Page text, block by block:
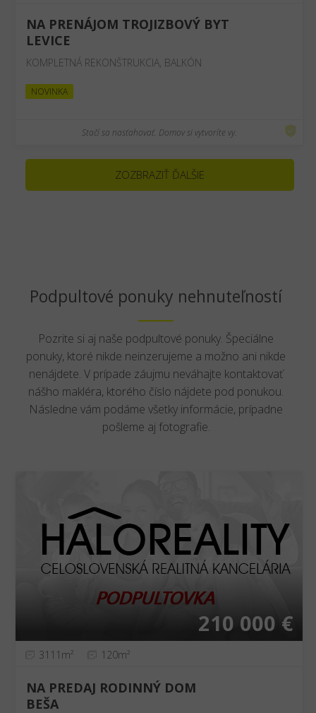
NA PRENÁJOM TROJIZBOVÝ BYT
LEVICE
KOMPLETNÁ REKONŠTRUKCIA, BALKÓN
NOVINKA
Stačí sa nasťahovať. Domov si vytvoríte vy.
ZOZBRAZIŤ ĎALŠIE
Podpultové ponuky nehnuteľností
Pozrite si aj naše podpultové ponuky. Špeciálne
ponuky, ktoré nikde neinzerujeme a možno ani nikde
nenájdete. V prípade záujmu neváhajte kontaktovať
nášho makléra, ktorého číslo nájdete pod ponukou.
Následne vám podáme všetky informácie, prípadne
pošleme aj fotografie.
210 000 €
3111m² 120m²
NA PREDAJ RODINNÝ DOM
BEŠA